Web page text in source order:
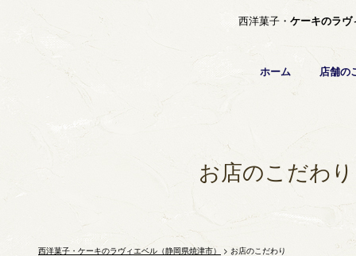
西洋菓子・ ケーキのラヴ
ホーム 店舗の
お店のこだわり
西洋菓子・ケーキのラヴィエベル（静岡県焼津市） > お店のこだわり